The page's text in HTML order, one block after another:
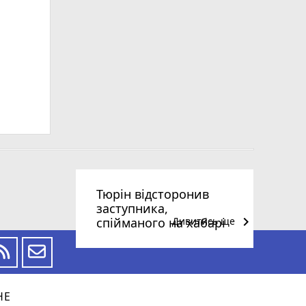
Тюрін відсторонив
заступника,
спійманого на хабарі
Дивитись ще keyboard_arrow_right